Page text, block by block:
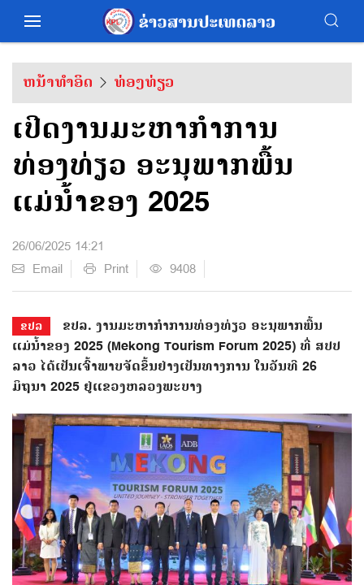
ຫນ້າທຳອິດ ທ່ອງທ່ຽວ
ເປີດງານມະຫາກໍາການ
ທ່ອງທ່ຽວ ອະນຸພາກພື້ນ
ແມ່ນໍ້າຂອງ 2025
26/06/2025 14:21
Email
Print 9408
ຂປລ
ຂປລ. ງານມະຫາກໍາການທ່ອງທ່ຽວ ອະນຸພາກພື້ນ
ແມ່ນໍ້າຂອງ 2025 (Mekong Tourism Forum 2025) ທີ່ ສປປ
ລາວ ໄດ້ເປັນເຈົ້າພາບຈັດຂຶ້ນຢ່າງເປັນທາງການ ໃນວັນທີ 26
ມິຖຸນາ 2025 ຢູ່ແຂວງຫລວງພະບາງ